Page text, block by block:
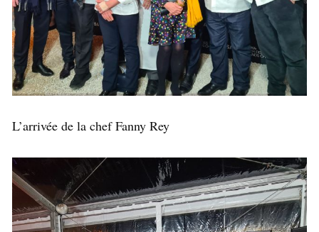
L’arrivée de la chef Fanny Rey